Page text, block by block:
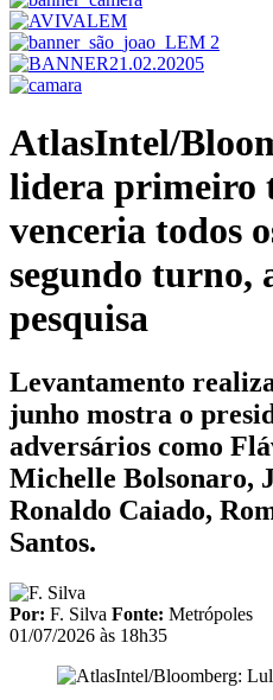
AtlasIntel/
lidera primeiro
venceria todos
segundo turno,
pesquisa
Levantamento
junho mostra o
adversários como
Michelle Bolsonaro,
Ronaldo Caiado,
Santos.
Por: F. Silva Fonte: Metrópoles
01/07/2026 às 18h35